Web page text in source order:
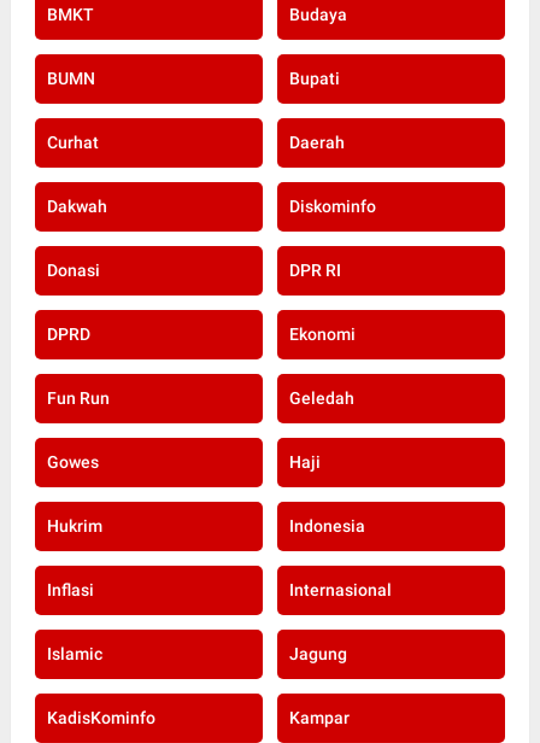
BMKT Budaya
BUMN Bupati
Curhat Daerah
Dakwah Diskominfo
Donasi DPR RI
DPRD Ekonomi
Fun Run Geledah
Gowes Haji
Hukrim Indonesia
Inflasi Internasional
Islamic Jagung
KadisKominfo Kampar